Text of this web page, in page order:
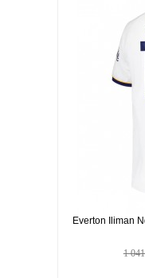
Everton Iliman
1